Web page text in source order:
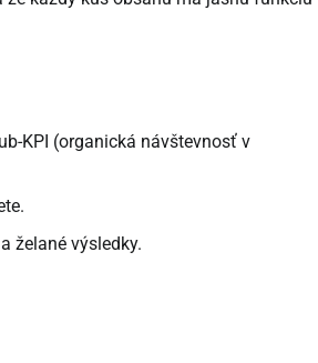
KPI (organická návštevnosť v
želané výsledky.